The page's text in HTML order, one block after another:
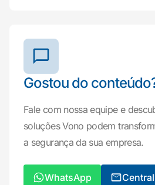
Gostou do
Fale com nossa equipe e
soluções Vono podem
a segurança da sua empresa.
WhatsApp